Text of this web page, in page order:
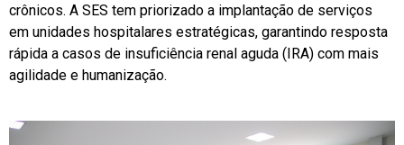
crônicos. A SES tem priorizado a implantação de serviços
em unidades hospitalares estratégicas, garantindo resposta
rápida a casos de insuficiência renal aguda (IRA) com mais
agilidade e humanização.